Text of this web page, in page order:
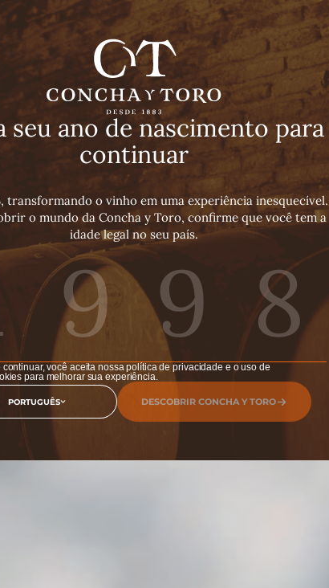
seu ano de nascimento para
continuar
transformando o vinho em uma experiência inesquecível.
o mundo da Concha y Toro, confirme que você tem a
idade legal no seu país.
continuar, você aceita nossa política de privacidade e o uso de
para melhorar sua experiência.
PORTUGUÊS DESCOBRIR CONCHA Y TORO